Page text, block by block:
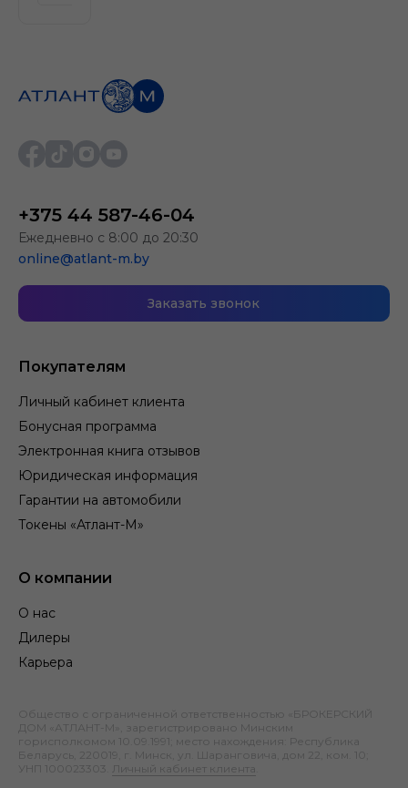
Покупателям
Личный кабинет клиента
Бонусная программа
Электронная книга отзывов
Юридическая информация
Гарантии на автомобили
Токены «Атлант-М»
О компании
О нас
Дилеры
Карьера
+375 44 587-46-04
Ежедневно с 8:00 до 20:30
online@atlant-m.by
Заказать звонок
Общество с ограниченной ответственностью «БРОКЕРСКИЙ
ДОМ «АТЛАНТ-М», зарегистрировано Минским
горисполкомом 10.09.1991; место нахождения: Республика
Беларусь, 220019, г. Минск, ул. Шаранговича, дом 22, ком. 10;
УНП 100023303.
Личный кабинет клиента